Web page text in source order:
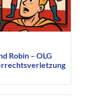
Robin – OLG